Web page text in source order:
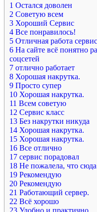
1 Остался доволен
2 Советую всем
3 Хороший Сервис
4 Все понравилось!
5 Отличная работа
6 На сайте всё понятно
соцсетей
7 отлично работает
8 Хорошая накрутка.
9 Просто супер
10 Хорошая накрутка.
11 Всем советую
12 Сервис класс
13 Без накрутки никуда
14 Хорошая накрутка.
15 Хорошая накрутка.
16 Все отлично
17 сервис порадовал
18 Не пожалела, что сюда
19 Рекомендую
20 Рекомендую
21 Работающий сервер.
22 Всё хорошо
23 Удобно и практично